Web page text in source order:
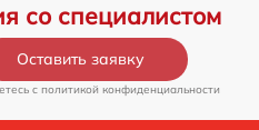
со специалистом
Оставить заявку
c политикой конфиденциальности